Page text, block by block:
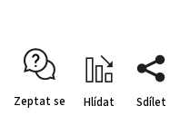
Zeptat se Hlídat Sdílet